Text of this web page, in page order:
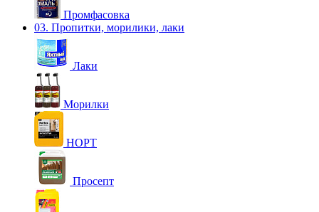
Промфасовка
03. Пропитки, морилики, лаки
Лаки
Морилки
НОРТ
Просепт